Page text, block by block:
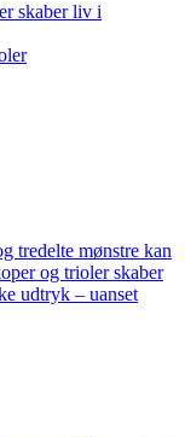
skaber liv i
tredelte mønstre kan
og trioler skaber
udtryk – uanset